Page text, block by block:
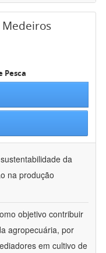
Medeiros
Pesca
da
na produção
objetivo contribuir
agropecuária, por
em cultivo de